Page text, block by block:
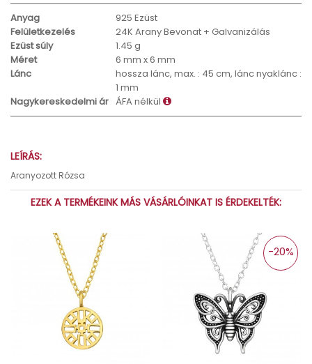
Anyag
925 Ezüst
Felületkezelés
24K Arany Bevonat + Galvanizálás
Ezüst súly
1.45 g
Méret
6 mm x 6 mm
Lánc
hossza lánc, max. : 45 cm, lánc nyaklánc :
1 mm
Nagykereskedelmi ár ÁFA nélkül
LEÍRÁS:
Aranyozott Rózsa
EZEK A TERMÉKEINK MÁS VÁSÁRLÓINKAT IS ÉRDEKELTÉK:
-20%